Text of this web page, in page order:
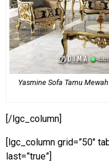
Yasmine Sofa Tamu
[/lgc_column]
[lgc_column grid=”50″
last=”true”]